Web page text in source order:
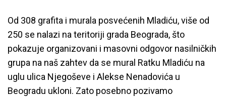
Od 308 grafita i murala posvećenih Mladiću, više od
250 se nalazi na teritoriji grada Beograda, što
pokazuje organizovani i masovni odgovor nasilničkih
grupa na naš zahtev da se mural Ratku Mladiću na
uglu ulica Njegoševe i Alekse Nenadovića u
Beogradu ukloni. Zato posebno pozivamo